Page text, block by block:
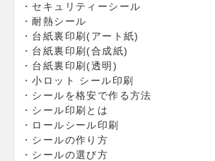
セキュリティーシール
耐熱シール
台紙裏印刷(アート紙)
台紙裏印刷(合成紙)
台紙裏印刷(透明)
小ロット シール印刷
シールを格安で作る方法
シール印刷とは
ロールシール印刷
シールの作り方
シールの選び方